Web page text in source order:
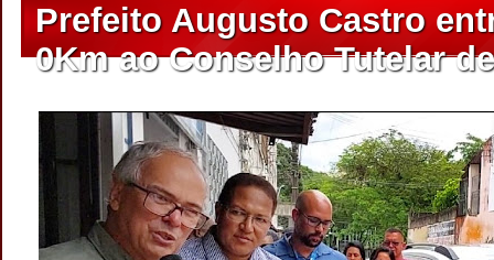
Prefeito Augusto Castro
0Km ao Conselho Tutelar